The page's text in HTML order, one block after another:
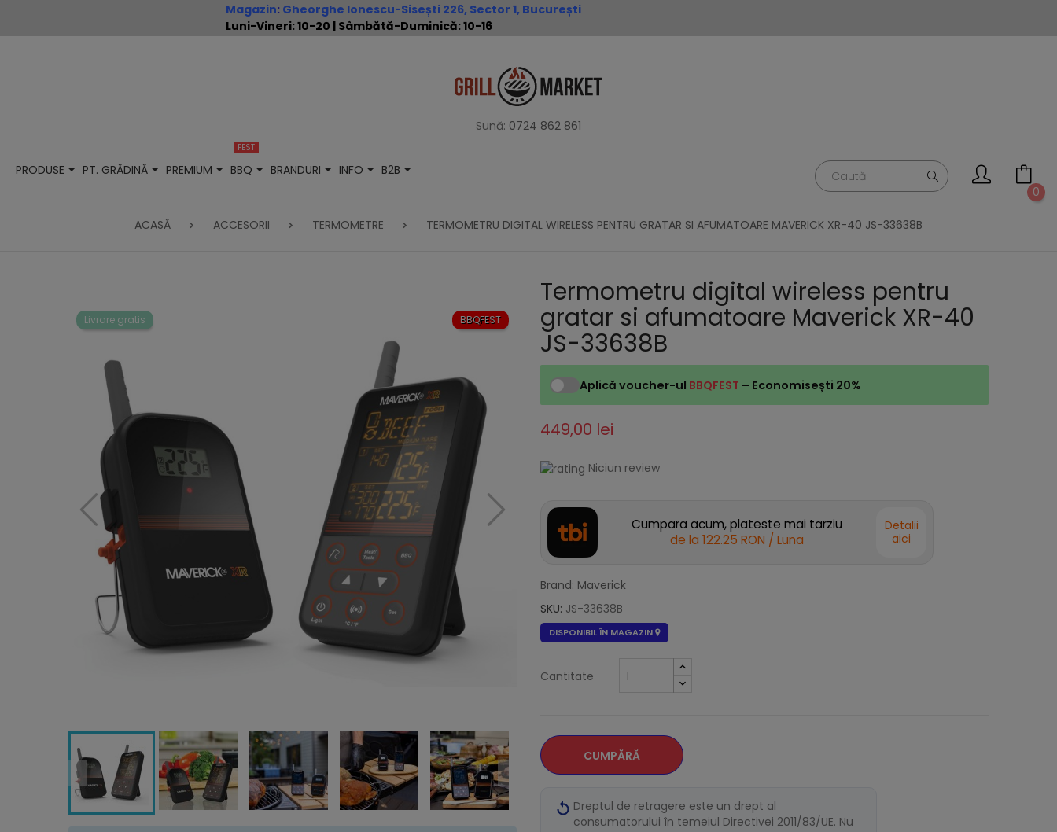
Magazin: Gheorghe Ionescu-Sisești 226, Sector 1, București
Luni-Vineri: 10-20 | Sâmbătă-Duminică: 10-16
Sună: 0724 862 861
PRODUSE PT. GRĂDINĂ PREMIUM BBQ
FEST
BRANDURI INFO
B2B
0
ACASĂ ACCESORII TERMOMETRE TERMOMETRU DIGITAL WIRELESS PENTRU GRATAR SI AFUMATOARE MAVERICK XR-40 JS-33638B
BBQFEST
Livrare gratis
Termometru digital wireless pentru
gratar si afumatoare Maverick XR-40
JS-33638B
Aplică voucher-ul BBQFEST – Economisești 20%
449,00 lei
Niciun review
Cumpara acum, plateste mai tarziu
de la 122.25 RON / Luna
Detalii
aici
Brand: Maverick
SKU: JS-33638B
DISPONIBIL ÎN MAGAZIN
Cantitate
CUMPĂRĂ
Dreptul de retragere este un drept al
consumatorului în temeiul Directivei 2011/83/UE. Nu